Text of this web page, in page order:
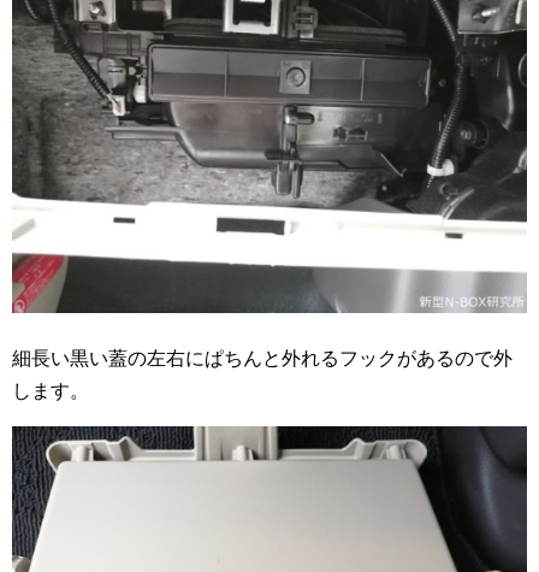
細長い黒い蓋の左右にぱちんと外れるフックがあるので外
します。